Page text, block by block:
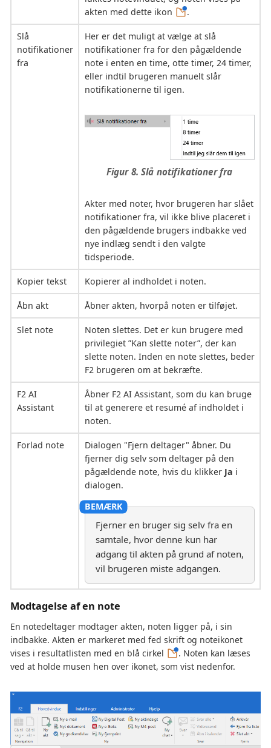
akten med dette ikon
.
Slå
notifikationer
fra
Her er det muligt at vælge at slå
notifikationer fra for den pågældende
note i enten en time, otte timer, 24 timer,
eller indtil brugeren manuelt slår
notifikationerne til igen.
Figur 8. Slå notifikationer fra
Akter med noter, hvor brugeren har slået
notifikationer fra, vil ikke blive placeret i
den pågældende brugers indbakke ved
nye indlæg sendt i den valgte
tidsperiode.
Kopier tekst Kopierer al indholdet i noten.
Åbn akt Åbner akten, hvorpå noten er tilføjet.
Slet note
Noten slettes. Det er kun brugere med
privilegiet ”Kan slette noter”, der kan
slette noten. Inden en note slettes, beder
F2 brugeren om at bekræfte.
F2 AI
Assistant
Åbner F2 AI Assistant, som du kan bruge
til at generere et resumé af indholdet i
noten.
Forlad note
Dialogen "Fjern deltager" åbner. Du
fjerner dig selv som deltager på den
pågældende note, hvis du klikker Ja i
dialogen.
Fjerner en bruger sig selv fra en
samtale, hvor denne kun har
adgang til akten på grund af noten,
vil brugeren miste adgangen.
Modtagelse af en note
En notedeltager modtager akten, noten ligger på, i sin
indbakke. Akten er markeret med fed skrift og noteikonet
vises i resultatlisten med en blå cirkel
. Noten kan læses
ved at holde musen hen over ikonet, som vist nedenfor.